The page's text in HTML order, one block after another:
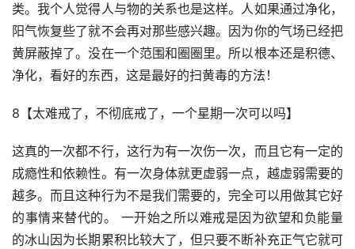
类。我个人觉得人与物的关系也是这样。人如果通过净化，
阳气恢复些了就不会再对那些感兴趣。因为你的气场已经把
黄屏蔽掉了。没在一个范围和圈圈里。所以根本还是积德、
净化，看好的东西，这是最好的扫黄毒的方法！
8【太难戒了，不彻底戒了，一个星期一次可以吗】
这真的一次都不行，这行为有一次伤一次，而且它有一定的
成瘾性和依赖性。有一次身体就更虚弱一点，越虚弱需要的
越多。而且这种行为不是我们需要的，完全可以用做其它好
的事情来替代的。 一开始之所以难戒是因为欲望和负能量
的冰山因为长期累积比较大了，但只要不断补充正气它就可